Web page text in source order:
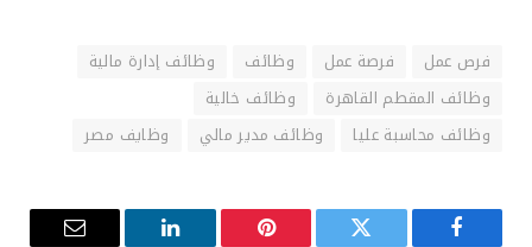
فرص عمل فرصة عمل وظائف
وظائف إدارة مالية
وظائف المقطم القاهرة
وظائف خالية
وظائف محاسبة عليا
وظائف مدير مالي وظايف مصر